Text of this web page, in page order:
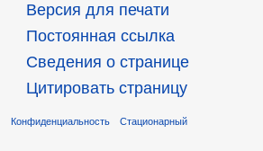
Версия для печати
Постоянная ссылка
Сведения о странице
Цитировать страницу
Конфиденциальность Стационарный